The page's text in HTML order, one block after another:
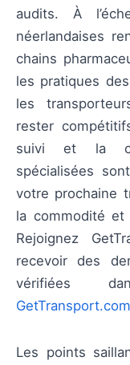
audits. À
néerlandaises
chains
les pratiques
les
rester
suivi et la
spécialisées
votre prochaine
la commodité et
Rejoignez
recevoir des
vérifiées
Les points